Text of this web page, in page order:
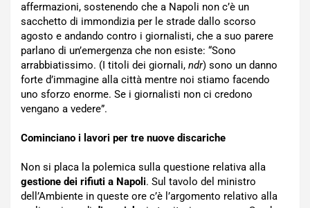
affermazioni, sostenendo che a Napoli non c’è un
sacchetto di immondizia per le strade dallo scorso
agosto e andando contro i giornalisti, che a suo parere
parlano di un’emergenza che non esiste: “Sono
arrabbiatissimo. (I titoli dei giornali, ndr) sono un danno
forte d’immagine alla città mentre noi stiamo facendo
uno sforzo enorme. Se i giornalisti non ci credono
vengano a vedere”.
Cominciano i lavori per tre nuove discariche
Non si placa la polemica sulla questione relativa alla
gestione dei rifiuti a Napoli. Sul tavolo del ministro
dell’Ambiente in queste ore c’è l’argomento relativo alla